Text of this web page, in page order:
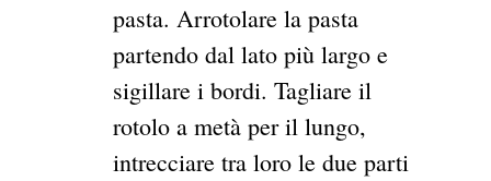
pasta. Arrotolare la pasta
partendo dal lato più largo e
sigillare i bordi. Tagliare il
rotolo a metà per il lungo,
intrecciare tra loro le due parti